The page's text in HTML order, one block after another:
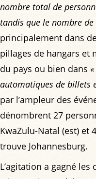
nombre total de
tandis que le nombre de
principalement dans
pillages de hangars et
du pays ou bien dans
automatiques de billets
par l’ampleur des
dénombrent 27
KwaZulu-Natal (est) et
trouve Johannesburg.
L’agitation a gagné